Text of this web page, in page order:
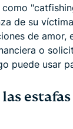
de su
de amor,
o
puede usar